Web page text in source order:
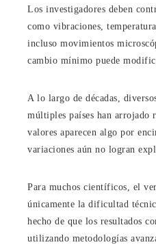
Los investigadores deben
como vibraciones,
incluso movimientos
cambio mínimo puede
A lo largo de décadas,
múltiples países han arrojado
valores aparecen algo por
variaciones aún no logran
Para muchos científicos, el
únicamente la dificultad
hecho de que los resultados
utilizando metodologías